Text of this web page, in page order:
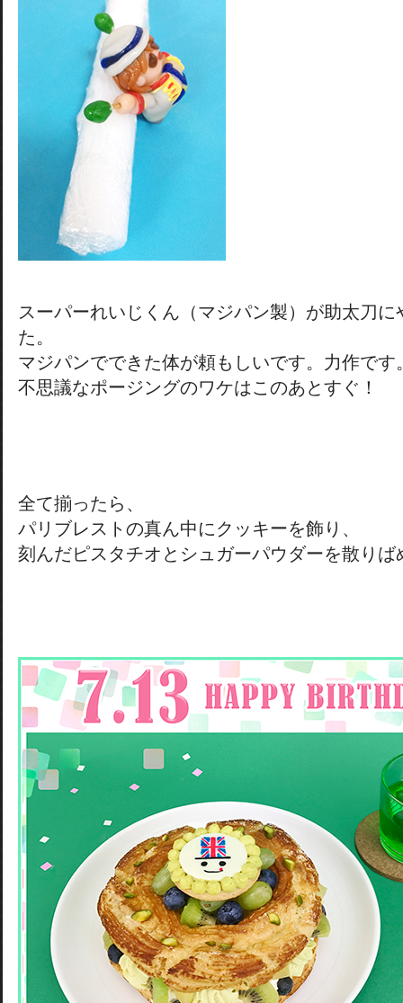
スーパーれいじくん（マジパン製）が助太刀
た。
マジパンでできた体が頼もしいです。力作です
不思議なポージングのワケはこのあとすぐ！
全て揃ったら、
パリブレストの真ん中にクッキーを飾り、
刻んだピスタチオとシュガーパウダーを散りば